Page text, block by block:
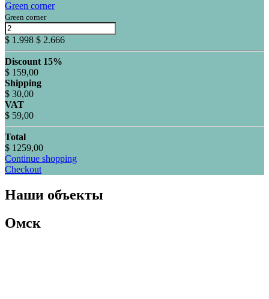
Green corner
Green corner
$ 1.998 $ 2.666
Discount 15%
$ 159,00
Shipping
$ 30,00
VAT
$ 59,00
Total
$ 1259,00
Continue shopping
Checkout
Наши объекты
Омск